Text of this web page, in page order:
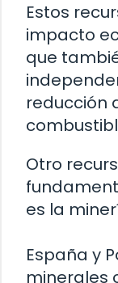
Estos
impacto
que
reducción
Otro
es la
España y
minerales